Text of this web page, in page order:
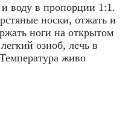
воду в пропорции 1:1.
носки, отжать и
ноги на открытом
озноб, лечь в
живо